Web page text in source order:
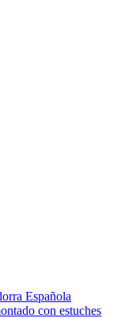
Española
con estuches